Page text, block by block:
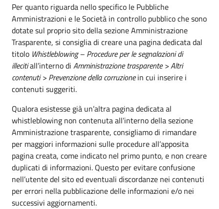
Per quanto riguarda nello specifico le Pubbliche
Amministrazioni e le Società in controllo pubblico che sono
dotate sul proprio sito della sezione Amministrazione
Trasparente, si consiglia di creare una pagina dedicata dal
titolo Whistleblowing – Procedure per le segnalazioni di
illecitiall’interno di Amministrazione trasparente > Altri
contenuti > Prevenzione della corruzionein cui inserire i
contenuti suggeriti.
Qualora esistesse già un’altra pagina dedicata al
whistleblowing non contenuta all’interno della sezione
Amministrazione trasparente, consigliamo di rimandare
per maggiori informazioni sulle procedure all’apposita
pagina creata, come indicato nel primo punto, e non creare
duplicati di informazioni. Questo per evitare confusione
nell’utente del sito ed eventuali discordanze nei contenuti
per errori nella pubblicazione delle informazioni e/o nei
successivi aggiornamenti.